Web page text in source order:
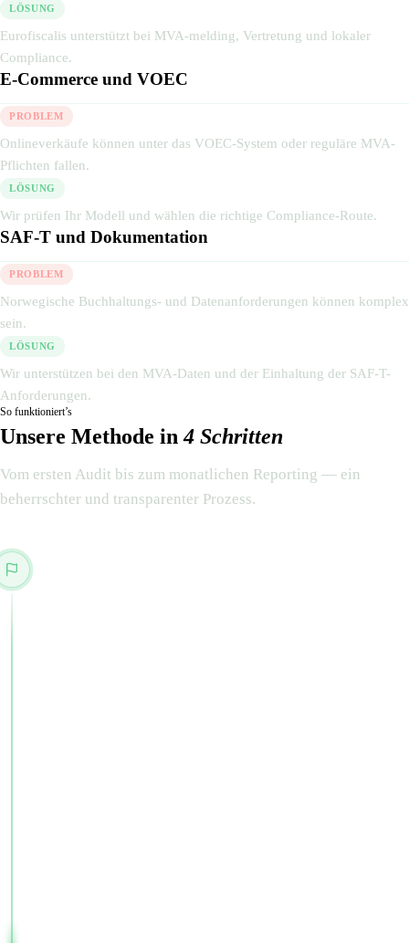
LÖSUNG
Eurofiscalis unterstützt bei MVA-melding, Vertretung und lokaler
Compliance.
E-Commerce und VOEC
PROBLEM
Onlineverkäufe können unter das VOEC-System oder reguläre MVA-
Pflichten fallen.
LÖSUNG
Wir prüfen Ihr Modell und wählen die richtige Compliance-Route.
SAF-T und Dokumentation
PROBLEM
Norwegische Buchhaltungs- und Datenanforderungen können komplex
sein.
LÖSUNG
Wir unterstützen bei den MVA-Daten und der Einhaltung der SAF-T-
Anforderungen.
So funktioniert’s
Unsere Methode in4 Schritten
Vom ersten Audit bis zum monatlichen Reporting — ein
beherrschter und transparenter Prozess.